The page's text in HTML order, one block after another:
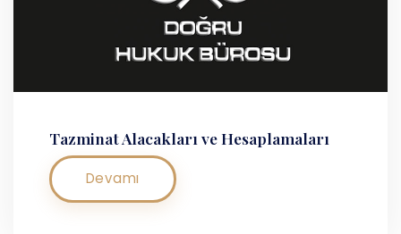
Tazminat Alacakları ve Hesaplamaları
Devamı